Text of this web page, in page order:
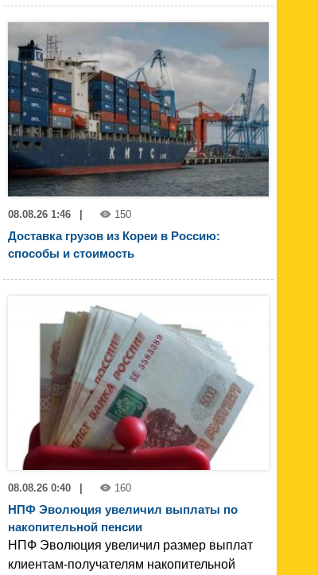
08.08.26 1:46 150
Доставка грузов из Кореи в Россию:
способы и стоимость
08.08.26 0:40 160
НПФ Эволюция увеличил выплаты по
накопительной пенсии
НПФ Эволюция увеличил размер выплат
клиентам-получателям накопительной